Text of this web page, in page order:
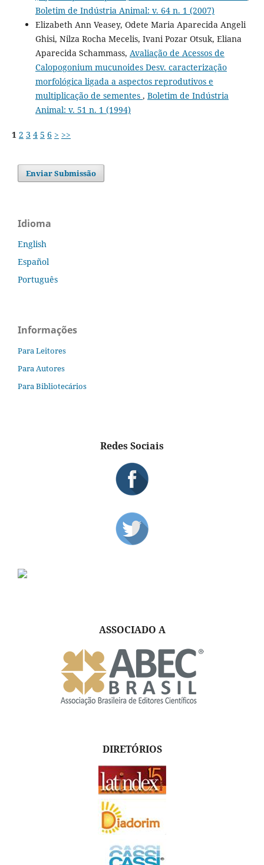
Boletim de Indústria Animal: v. 64 n. 1 (2007)
Elizabeth Ann Veasey, Odete Maria Aparecida Angeli
Ghisi, Nilza Rocha Mecelis, Ivani Pozar Otsuk, Eliana
Aparecida Schammass, Avaliação de Acessos de
Calopogonium mucunoides Desv. caracterização
morfológica ligada a aspectos reprodutivos e
multiplicação de sementes , Boletim de Indústria
Animal: v. 51 n. 1 (1994)
1 2 3 4 5 6 > >>
Enviar Submissão
Idioma
English
Español
Português
Informações
Para Leitores
Para Autores
Para Bibliotecários
Redes Sociais
ASSOCIADO A
DIRETÓRIOS